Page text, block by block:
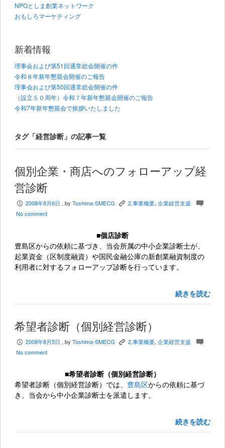
NPOとしま創業ネットワーク
おもしろマーケティング
新着情報
理事会および第51回通常総会開催の件
令和８年新年懇親会開催のご報告
理事会および第50回通常総会開催の件
（設立５０周年）令和７年新年懇親会開催のご報告
令和7年新年懇親会で挨拶いたしました
タグ「経営診断」の記事一覧
個別企業・商店へのフォローアップ経
営診断
P 2008年8月6日 , by Toshima-SMECG K 2.事業概要, 企業経営支援 c
No comment
■個店診断
豊島区からの依頼に基づき、当会所属の中小企業診断士が、
起業資金（区制度融資）や国民金融公庫の新創業融資制度の
利用者に対するフォローアップ診断を行っています。
続きを読む
希望者診断（個別経営診断）
P 2008年8月5日 , by Toshima-SMECG K 2.事業概要,企業経営支援 c
No comment
■希望者診断（個別経営診断）
希望者診断（個別経営診断）では、 豊島区からの依頼に基づ
き、当会から中小企業診断士を派遣します。
続きを読む